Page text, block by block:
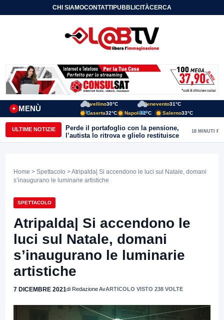
CHI SIAMOCONTATTIPUBBLICITÀCERCA
MENÙ
+
Avellino30°C Benevento31°C
Caserta32°C Napoli32°C Salerno33°C
ULTIME NOTIZIE
Perde il portafoglio con la pensione,
l’autista lo ritrova e glielo restituisce
18 MINUTI FA
Home > Spettacolo > Atripalda| Si accendono le luci sul Natale, domani
s’inaugurano le luminarie artistiche
SPETTACOLO
Atripalda| Si accendono le
luci sul Natale, domani
s’inaugurano le luminarie
artistiche
7 DICEMBRE 2021di Redazione AvARTICOLO VISTO 238 VOLTE